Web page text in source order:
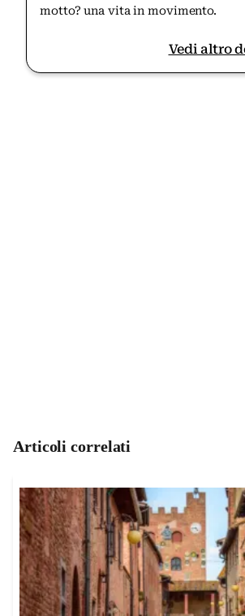
motto? una vita in movimento.
Vedi altro
Articoli correlati